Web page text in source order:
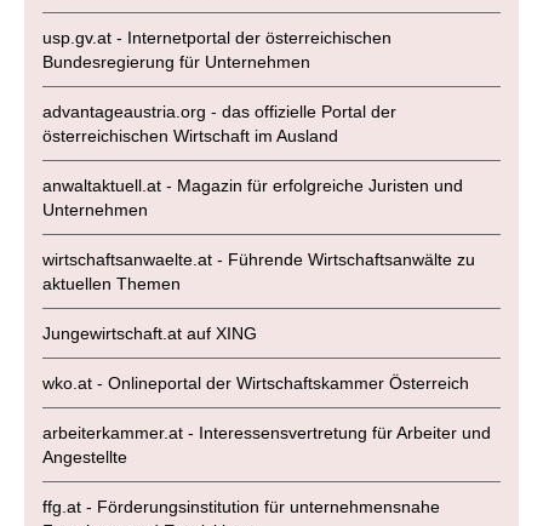
usp.gv.at - Internetportal der österreichischen
Bundesregierung für Unternehmen
advantageaustria.org - das offizielle Portal der
österreichischen Wirtschaft im Ausland
anwaltaktuell.at - Magazin für erfolgreiche Juristen und
Unternehmen
wirtschaftsanwaelte.at - Führende Wirtschaftsanwälte zu
aktuellen Themen
Jungewirtschaft.at auf XING
wko.at - Onlineportal der Wirtschaftskammer Österreich
arbeiterkammer.at - Interessensvertretung für Arbeiter und
Angestellte
ffg.at - Förderungsinstitution für unternehmensnahe